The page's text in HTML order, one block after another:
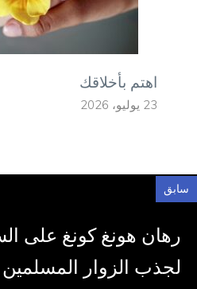
اهتم بأخلاقك
23 يوليو، 2026
سابق
رهان هونغ كونغ على
لجذب الزوار المسلمين